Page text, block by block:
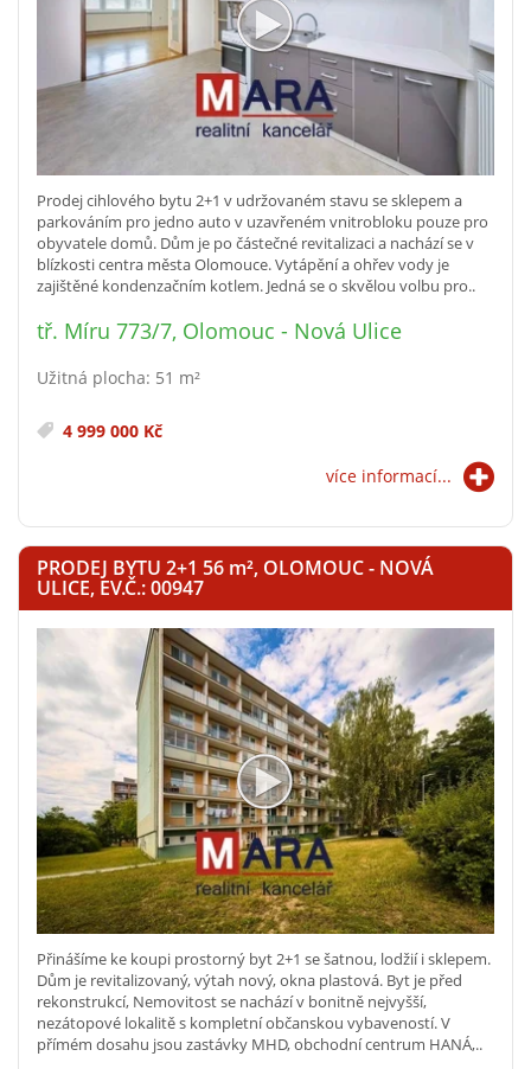
Prodej cihlového bytu 2+1 v udržovaném stavu se sklepem a
parkováním pro jedno auto v uzavřeném vnitrobloku pouze pro
obyvatele domů. Dům je po částečné revitalizaci a nachází se v
blízkosti centra města Olomouce. Vytápění a ohřev vody je
zajištěné kondenzačním kotlem. Jedná se o skvělou volbu pro..
tř. Míru 773/7, Olomouc - Nová Ulice
Užitná plocha: 51 m²
4 999 000 Kč
více informací...
PRODEJ BYTU 2+1 56 m², OLOMOUC - NOVÁ
ULICE, EV.Č.: 00947
Přinášíme ke koupi prostorný byt 2+1 se šatnou, lodžií i sklepem.
Dům je revitalizovaný, výtah nový, okna plastová. Byt je před
rekonstrukcí, Nemovitost se nachází v bonitně nejvyšší,
nezátopové lokalitě s kompletní občanskou vybaveností. V
přímém dosahu jsou zastávky MHD, obchodní centrum HANÁ,..